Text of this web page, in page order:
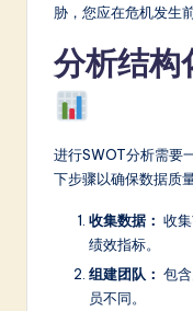
胁，您应在危机发生
分析结构
进行SWOT分析需要
下步骤以确保数据质量
收集数据： 收
绩效指标。
组建团队： 包
员不同。